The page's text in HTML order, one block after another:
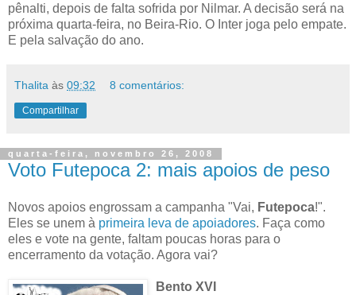
pênalti, depois de falta sofrida por Nilmar. A decisão será na
próxima quarta-feira, no Beira-Rio. O Inter joga pelo empate.
E pela salvação do ano.
Thalita às 09:32 8 comentários:
Compartilhar
quarta-feira, novembro 26, 2008
Voto Futepoca 2: mais apoios de peso
Novos apoios engrossam a campanha "Vai, Futepoca!".
Eles se unem à primeira leva de apoiadores. Faça como
eles e vote na gente, faltam poucas horas para o
encerramento da votação. Agora vai?
Bento XVI